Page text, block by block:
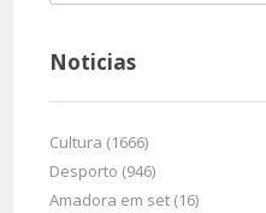
Noticias
Cultura (1666)
Desporto (946)
Amadora em set (16)